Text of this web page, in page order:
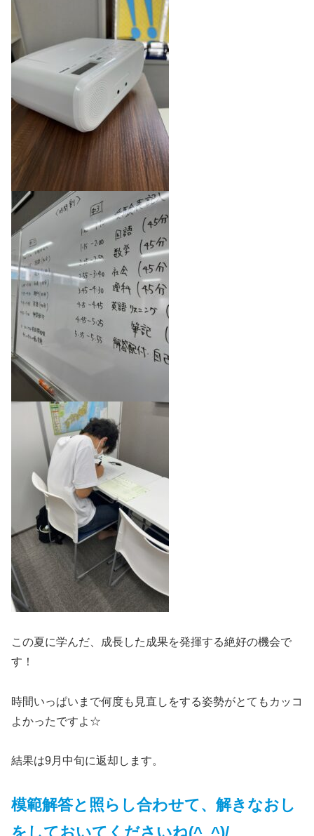
この夏に学んだ、成長した成果を発揮する絶好の機会で
す！
時間いっぱいまで何度も見直しをする姿勢がとてもカッコ
よかったですよ☆
結果は9月中旬に返却します。
模範解答と照らし合わせて、解きなおし
をしておいてくださいね(^_^)/